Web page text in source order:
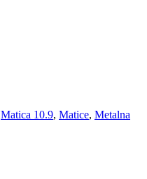
Matica 10.9, Matice, Metalna